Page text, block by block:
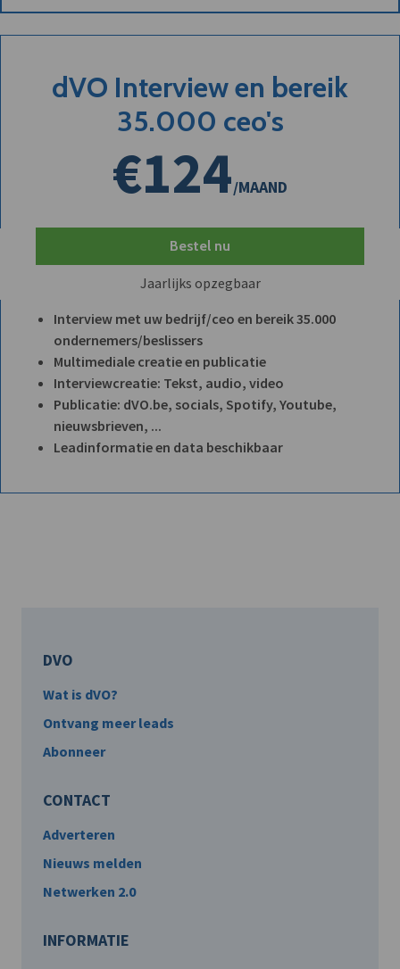
dVO Interview en bereik
35.000 ceo's
€124/MAAND
Bestel nu
Jaarlijks opzegbaar
Interview met uw bedrijf/ceo en bereik 35.000
ondernemers/beslissers
Multimediale creatie en publicatie
Interviewcreatie: Tekst, audio, video
Publicatie: dVO.be, socials, Spotify, Youtube,
nieuwsbrieven, ...
Leadinformatie en data beschikbaar
DVO
Wat is dVO?
Ontvang meer leads
Abonneer
CONTACT
Adverteren
Nieuws melden
Netwerken 2.0
INFORMATIE